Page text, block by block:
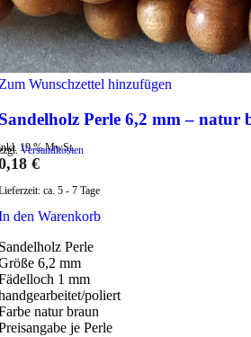
Wunschzettel hinzufügen
Perle 6,2 mm – natur
19 % MwSt.
Versandkosten
€
ca. 5 - 7 Tage
den Warenkorb
Perle
6,2 mm
1 mm
poliert
natur braun
je Perle